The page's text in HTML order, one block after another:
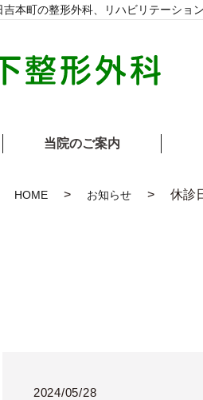
本町の整形外科、リハビリテーショ
当院のご案内
HOME お知らせ 休診
2024/05/28